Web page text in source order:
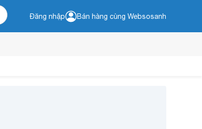
Đăng nhập Bán hàng cùng Websosanh